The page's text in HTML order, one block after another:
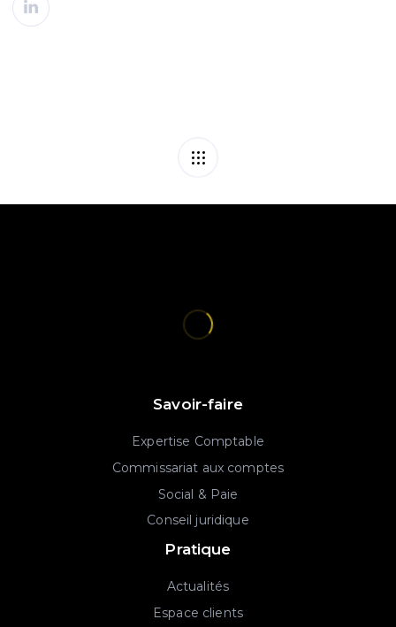
Savoir-faire
Expertise Comptable
Commissariat aux comptes
Social & Paie
Conseil juridique
Pratique
Actualités
Espace clients